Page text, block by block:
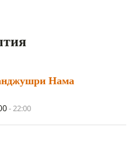
(7)
ДУЧЕН (5)
Нама
-22:00